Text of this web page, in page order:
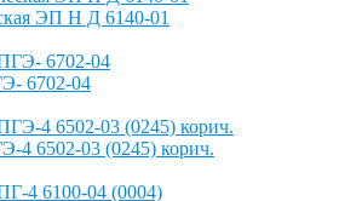
ЭП Н Д 6140-01
6702-04
4 6502-03 (0245) корич.